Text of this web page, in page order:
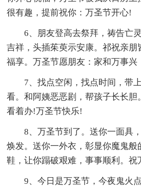
很有趣，提前祝你：万圣节开心!
6、朋友登高去祭拜，祷告亡
吉祥，头插茱萸示安康。祁祝亲朋
福享。万圣节愿朋友：家和万事兴
7、找点空闲，找点时间，带
看。和阿姨恶恶剧，帮孩子长长胆
看着办!万圣节快乐!
8、万圣节到了。送你一面具
焕发。送你一外衣，彰显你魔鬼般
鞋，让你蹋破艰难，事事顺利。祝
9、今日是万圣节，今夜鬼火